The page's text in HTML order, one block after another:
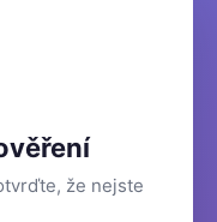
že nejste